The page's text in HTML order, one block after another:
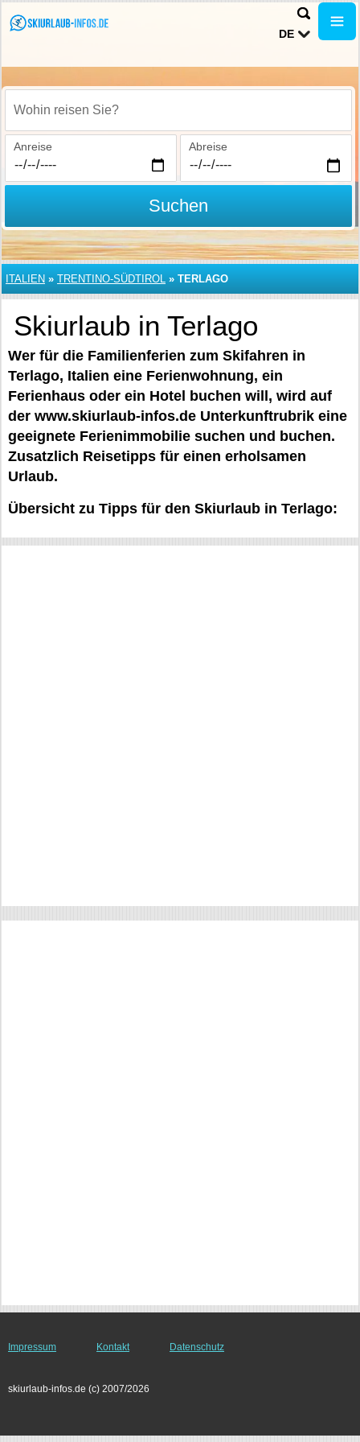
DE
Wohin reisen Sie?
Anreise Abreise
Suchen
ITALIEN » TRENTINO-SÜDTIROL » TERLAGO
Skiurlaub in Terlago
Wer für die Familienferien zum Skifahren in
Terlago, Italien eine Ferienwohnung, ein
Ferienhaus oder ein Hotel buchen will, wird auf
der www.skiurlaub-infos.de Unterkunftrubrik eine
geeignete Ferienimmobilie suchen und buchen.
Zusatzlich Reisetipps für einen erholsamen
Urlaub.
Übersicht zu Tipps für den Skiurlaub in Terlago:
Impressum Kontakt Datenschutz
skiurlaub-infos.de (c) 2007/2026